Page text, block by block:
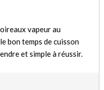
vapeur au
bon temps de cuisson
et simple à réussir.